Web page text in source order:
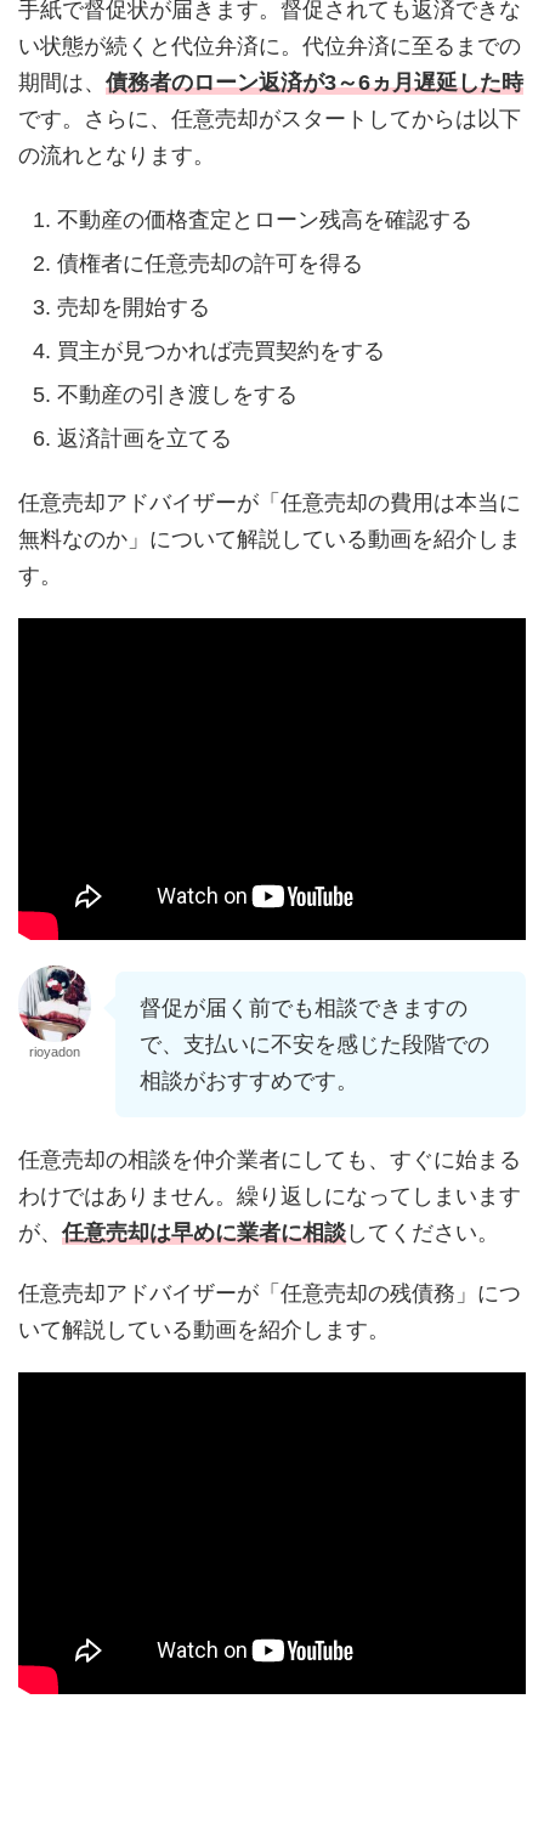
手紙で督促状が届きます。督促されても返済できな
い状態が続くと代位弁済に。代位弁済に至るまでの
期間は、 債務者のローン返済が3～6ヵ月遅延した時
です。さらに、任意売却がスタートしてからは以下
の流れとなります。
不動産の価格査定とローン残高を確認する
債権者に任意売却の許可を得る
売却を開始する
買主が見つかれば売買契約をする
不動産の引き渡しをする
返済計画を立てる
任意売却アドバイザーが「任意売却の費用は本当に
無料なのか」について解説している動画を紹介しま
す。
rioyadon
督促が届く前でも相談できますの
で、支払いに不安を感じた段階での
相談がおすすめです。
任意売却の相談を仲介業者にしても、すぐに始まる
わけではありません。繰り返しになってしまいます
が、 任意売却は早めに業者に相談 してください。
任意売却アドバイザーが「任意売却の残債務」につ
いて解説している動画を紹介します。